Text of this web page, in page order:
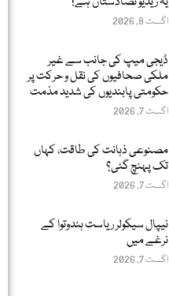
اگست 8, 2026
ڈیجی میپ کی جانب سے غیر
ملکی صحافیوں کی نقل و حرکت پر
حکومتی پابندیوں کی شدید مذمت
اگست 7, 2026
مصنوعی ذہانت کی طاقت، کہاں
تک پہنچ گئی؟
اگست 7, 2026
نیپال سیکولر ریاست ہندوتوا کے
نرغے میں
اگست 7, 2026